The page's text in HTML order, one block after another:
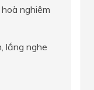
nghiêm
lắng nghe